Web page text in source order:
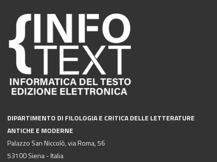
DIPARTIMENTO DI FILOLOGIA E CRITICA DELLE LETTERATURE
ANTICHE E MODERNE
Palazzo San Niccolò, via Roma, 56
53100 Siena - Italia